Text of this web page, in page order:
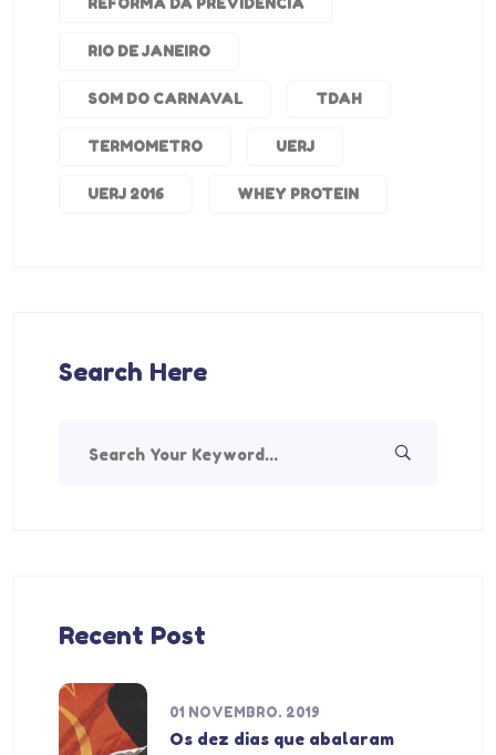
RIO DE JANEIRO
SOM DO CARNAVAL TDAH
TERMOMETRO UERJ
UERJ 2016 WHEY PROTEIN
Search Here
Recent Post
01 NOVEMBRO. 2019
Os dez dias que abalaram